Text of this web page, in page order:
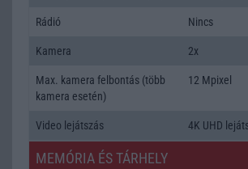
Rádió Nincs
Kamera 2x
Max. kamera felbontás (több
kamera esetén)
12 Mpixel
Video lejátszás 4K UHD
MEMÓRIA ÉS TÁRHELY